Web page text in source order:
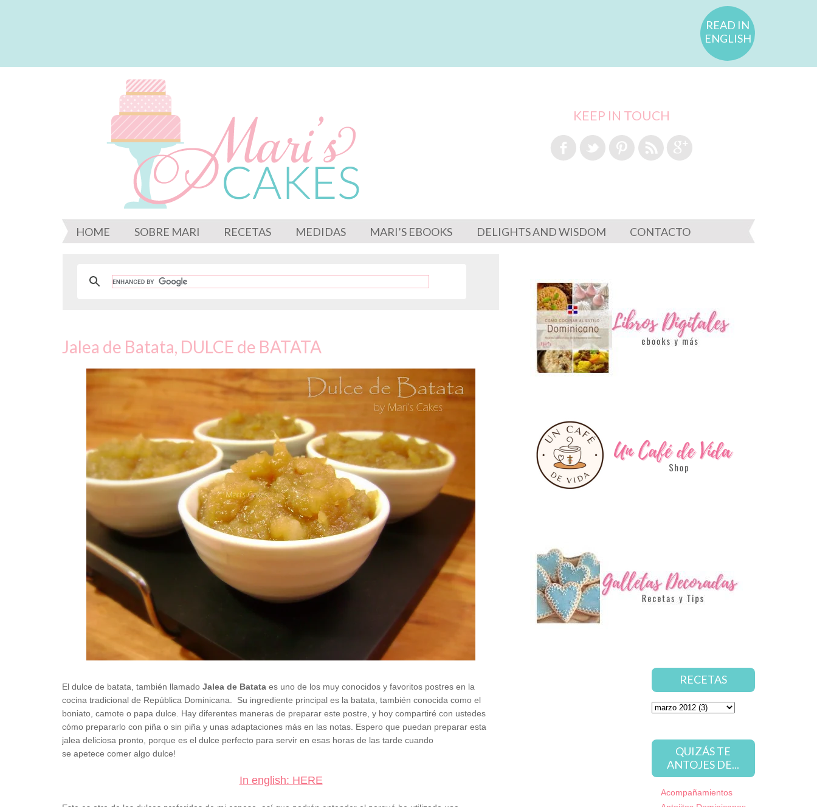
READ IN
ENGLISH
KEEP IN TOUCH
HOME SOBRE MARI RECETAS MEDIDAS MARI’S EBOOKS DELIGHTS AND WISDOM CONTACTO
RECETAS
QUIZÁS TE
ANTOJES DE...
Acompañamientos
Jalea de Batata, DULCE de BATATA
El dulce de batata, también llamado Jalea de Batata es uno de los muy conocidos y favoritos postres en la
cocina tradicional de República Dominicana. Su ingrediente principal es la batata, también conocida como el
boniato, camote o papa dulce. Hay diferentes maneras de preparar este postre, y hoy compartiré con ustedes
cómo prepararlo con piña o sin piña y unas adaptaciones más en las notas. Espero que puedan preparar esta
jalea deliciosa pronto, porque es el dulce perfecto para servir en esas horas de las tarde cuando
se apetece comer algo dulce!
In english: HERE